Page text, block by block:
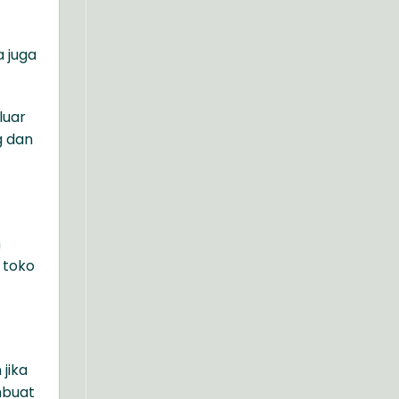
juga
dan
toko
jika